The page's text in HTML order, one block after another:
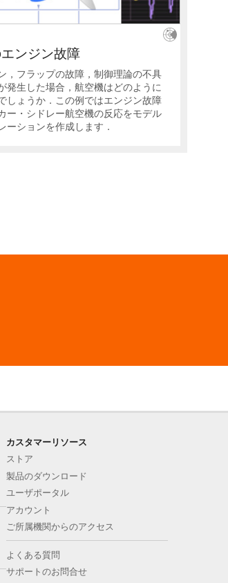
ンジン故障
，フラップの故障，制御理論の不具
発生した場合，航空機はどのように
しょうか．この例ではエンジン故障
ー・シドレー航空機の反応をモデル
ーションを作成します．
カスタマーリソース
ストア
製品のダウンロード
ユーザポータル
アカウント
ご所属機関からのアクセス
よくある質問
サポートのお問合せ